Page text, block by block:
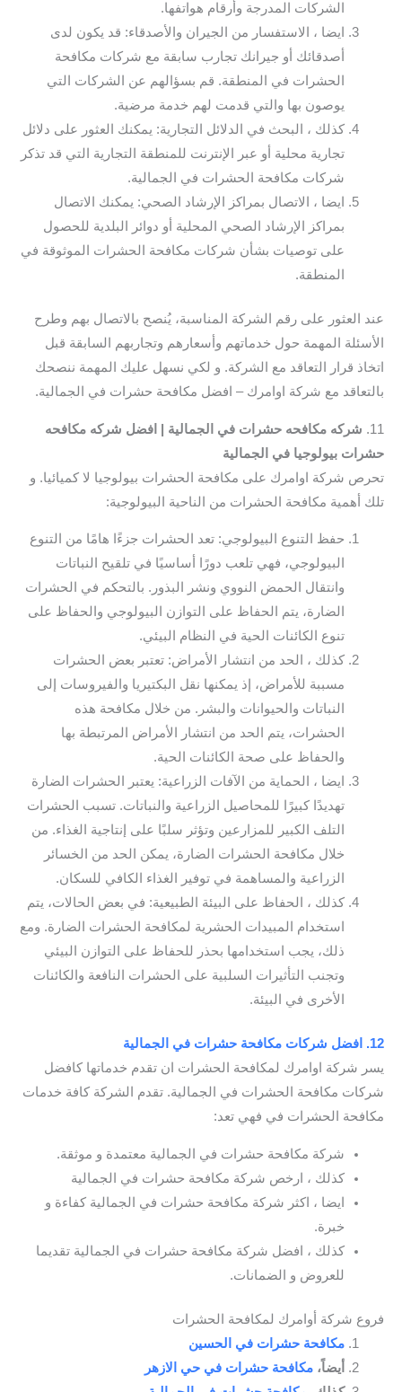
الشركات المدرجة وأرقام هواتفها.
ايضا ، الاستفسار من الجيران والأصدقاء: قد يكون لدى
أصدقائك أو جيرانك تجارب سابقة مع شركات مكافحة
الحشرات في المنطقة. قم بسؤالهم عن الشركات التي
يوصون بها والتي قدمت لهم خدمة مرضية.
كذلك ، البحث في الدلائل التجارية: يمكنك العثور على دلائل
تجارية محلية أو عبر الإنترنت للمنطقة التجارية التي قد تذكر
شركات مكافحة الحشرات في الجمالية.
ايضا ، الاتصال بمراكز الإرشاد الصحي: يمكنك الاتصال
بمراكز الإرشاد الصحي المحلية أو دوائر البلدية للحصول
على توصيات بشأن شركات مكافحة الحشرات الموثوقة في
المنطقة.
عند العثور على رقم الشركة المناسبة، يُنصح بالاتصال بهم وطرح
الأسئلة المهمة حول خدماتهم وأسعارهم وتجاربهم السابقة قبل
اتخاذ قرار التعاقد مع الشركة. و لكي نسهل عليك المهمة ننصحك
بالتعاقد مع شركة اوامرك – افضل مكافحة حشرات في الجمالية.
11.
شركه مكافحه حشرات في الجمالية | افضل شركه مكافحه
حشرات بيولوجيا في الجمالية
تحرص شركة اوامرك على مكافحة الحشرات بيولوجيا لا كميائيا. و
تلك أهمية مكافحة الحشرات من الناحية البيولوجية:
حفظ التنوع البيولوجي: تعد الحشرات جزءًا هامًا من التنوع
البيولوجي، فهي تلعب دورًا أساسيًا في تلقيح النباتات
وانتقال الحمض النووي ونشر البذور. بالتحكم في الحشرات
الضارة، يتم الحفاظ على التوازن البيولوجي والحفاظ على
تنوع الكائنات الحية في النظام البيئي.
كذلك ، الحد من انتشار الأمراض: تعتبر بعض الحشرات
مسببة للأمراض، إذ يمكنها نقل البكتيريا والفيروسات إلى
النباتات والحيوانات والبشر. من خلال مكافحة هذه
الحشرات، يتم الحد من انتشار الأمراض المرتبطة بها
والحفاظ على صحة الكائنات الحية.
ايضا ، الحماية من الآفات الزراعية: يعتبر الحشرات الضارة
تهديدًا كبيرًا للمحاصيل الزراعية والنباتات. تسبب الحشرات
التلف الكبير للمزارعين وتؤثر سلبًا على إنتاجية الغذاء. من
خلال مكافحة الحشرات الضارة، يمكن الحد من الخسائر
الزراعية والمساهمة في توفير الغذاء الكافي للسكان.
كذلك ، الحفاظ على البيئة الطبيعية: في بعض الحالات، يتم
استخدام المبيدات الحشرية لمكافحة الحشرات الضارة. ومع
ذلك، يجب استخدامها بحذر للحفاظ على التوازن البيئي
وتجنب التأثيرات السلبية على الحشرات النافعة والكائنات
الأخرى في البيئة.
12. افضل شركات مكافحة حشرات في الجمالية
يسر شركة اوامرك لمكافحة الحشرات ان تقدم خدماتها كافضل
شركات مكافحة الحشرات في الجمالية. تقدم الشركة كافة خدمات
مكافحة الحشرات في فهي تعد:
شركة مكافحة حشرات في الجمالية معتمدة و موثقة.
كذلك ، ارخص شركة مكافحة حشرات في الجمالية
ايضا ، اكثر شركة مكافحة حشرات في الجمالية كفاءة و
خبرة.
كذلك ، افضل شركة مكافحة حشرات في الجمالية تقديما
للعروض و الضمانات.
فروع شركة أوامرك لمكافحة الحشرات
مكافحة حشرات في الحسين
أيضاً، مكافحة حشرات في حي الازهر